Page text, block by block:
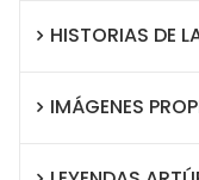
HISTORIAS DE
IMÁGENES